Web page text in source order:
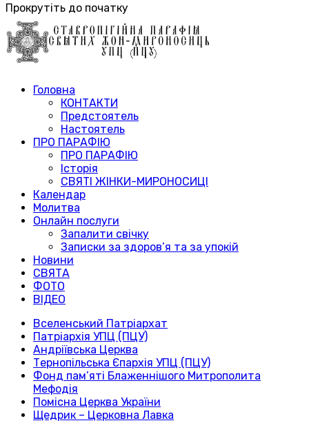
Прокрутіть до початку
Головна
КОНТАКТИ
Предстоятель
Настоятель
ПРО ПАРАФІЮ
ПРО ПАРАФІЮ
Історія
СВЯТІ ЖІНКИ-МИРОНОСИЦІ
Календар
Молитва
Онлайн послуги
Запалити свічку
Записки за здоров’я та за упокій
Новини
СВЯТА
ФОТО
ВІДЕО
Вселенський Патріархат
Патріархія УПЦ (ПЦУ)
Андріївська Церква
Тернопільська Єпархія УПЦ (ПЦУ)
Фонд пам’яті Блаженнішого Митрополита
Мефодія
Помісна Церква України
Щедрик – Церковна Лавка